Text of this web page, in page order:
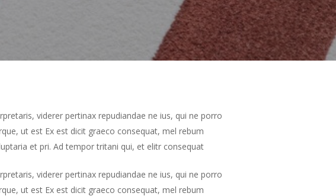
viderer pertinax repudiandae ne ius, qui ne porro
ut est Ex est dicit graeco consequat, mel rebum
et pri. Ad tempor tritani qui, et elitr consequat
viderer pertinax repudiandae ne ius, qui ne porro
ut est Ex est dicit graeco consequat, mel rebum